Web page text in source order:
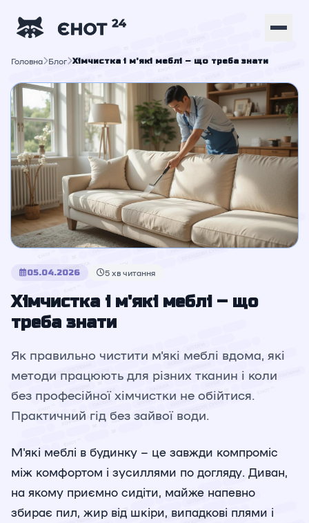
Головна Блог Хімчистка і м'які меблі – що треба знати
05.04.2026 5 хв читання
Хімчистка і м'які меблі – що
треба знати
Як правильно чистити м'які меблі вдома, які
методи працюють для різних тканин і коли
без професійної хімчистки не обійтися.
Практичний гід без зайвої води.
М'які меблі в будинку – це завжди компроміс
між комфортом і зусиллями по догляду. Диван,
на якому приємно сидіти, майже напевно
збирає пил, жир від шкіри, випадкові плями і